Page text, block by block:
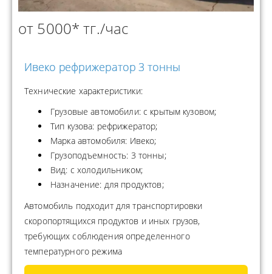
от 5000* тг./час
Ивеко рефрижератор 3 тонны
Технические характеристики:
Грузовые автомобили: с крытым кузовом;
Тип кузова: рефрижератор;
Марка автомобиля: Ивеко;
Грузоподъемность: 3 тонны;
Вид: с холодильником;
Назначение: для продуктов;
Автомобиль подходит для транспортировки
скоропортящихся продуктов и иных грузов,
требующих соблюдения определенного
температурного режима